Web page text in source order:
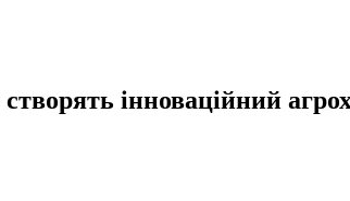
інноваційний